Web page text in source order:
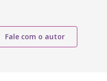
Fale com o autor